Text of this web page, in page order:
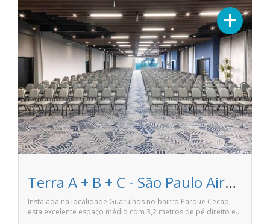
+
Terra A + B + C - São Paulo Airport Marriott Hotel
Instalada na localidade Guarulhos no bairro Parque Cecap,
esta excelente espaço médio com 3,2 metros de pé direito e…